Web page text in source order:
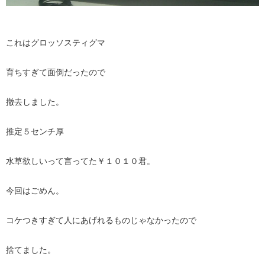
これはグロッソスティグマ
育ちすぎて面倒だったので
撤去しました。
推定５センチ厚
水草欲しいって言ってた￥１０１０君。
今回はごめん。
コケつきすぎて人にあげれるものじゃなかったので
捨てました。